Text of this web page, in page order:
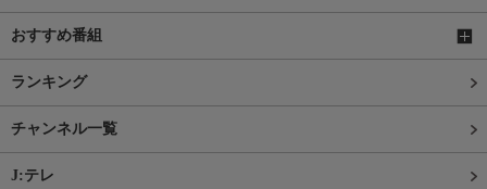
おすすめ番組
ランキング
チャンネル一覧
J:テレ